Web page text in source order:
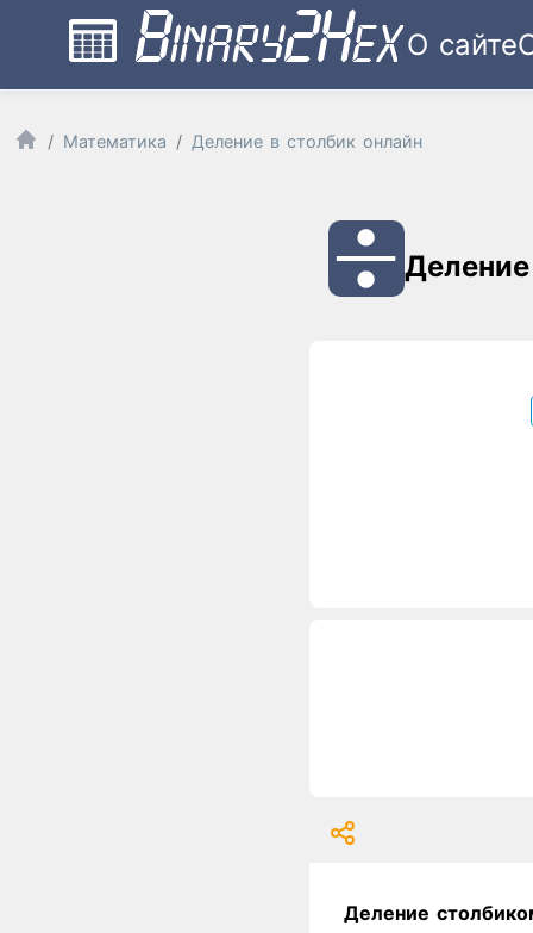
О сайте
Математика Деление в столбик онлайн
Деление